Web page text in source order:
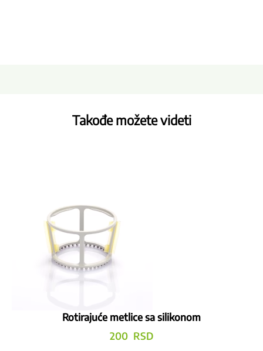
Takođe možete videti
Rotirajuće metlice sa silikonom
200 RSD